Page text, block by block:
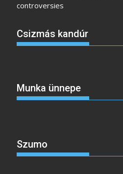
controversies
Csizmás kandúr
Munka ünnepe
Szumo